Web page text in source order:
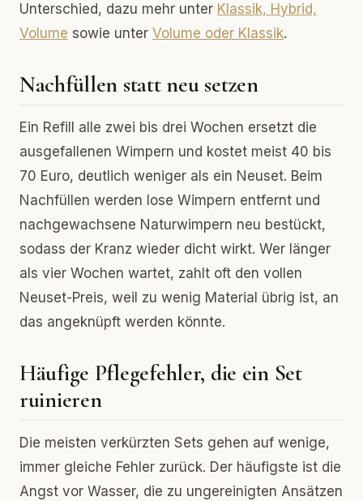
Unterschied, dazu mehr unter Klassik, Hybrid,
Volume sowie unter Volume oder Klassik.
Nachfüllen statt neu setzen
Ein Refill alle zwei bis drei Wochen ersetzt die
ausgefallenen Wimpern und kostet meist 40 bis
70 Euro, deutlich weniger als ein Neuset. Beim
Nachfüllen werden lose Wimpern entfernt und
nachgewachsene Naturwimpern neu bestückt,
sodass der Kranz wieder dicht wirkt. Wer länger
als vier Wochen wartet, zahlt oft den vollen
Neuset-Preis, weil zu wenig Material übrig ist, an
das angeknüpft werden könnte.
Häufige Pflegefehler, die ein Set
ruinieren
Die meisten verkürzten Sets gehen auf wenige,
immer gleiche Fehler zurück. Der häufigste ist die
Angst vor Wasser, die zu ungereinigten Ansätzen